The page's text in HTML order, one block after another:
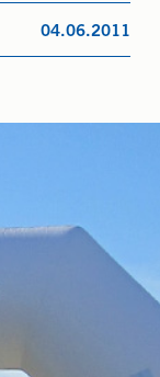
04.06.2011